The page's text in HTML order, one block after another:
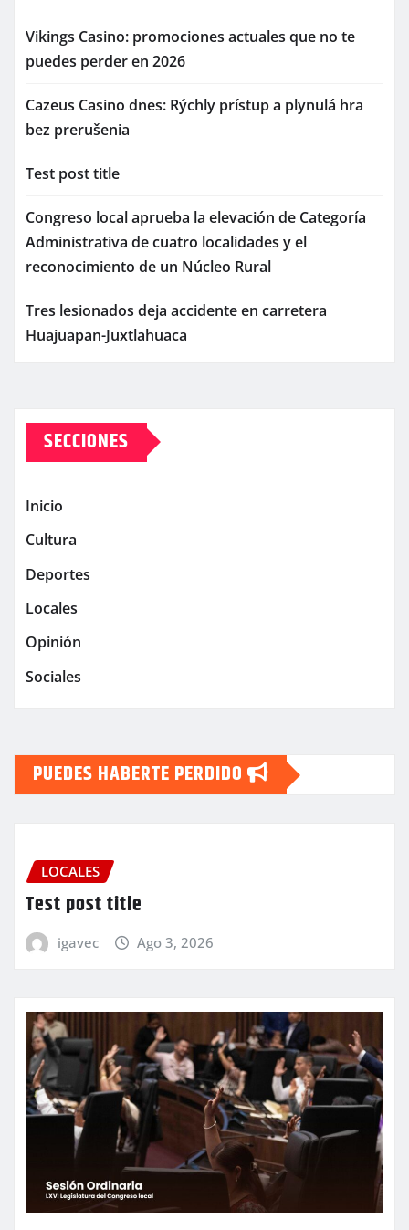
Vikings Casino: promociones actuales que no te
puedes perder en 2026
Cazeus Casino dnes: Rýchly prístup a plynulá hra
bez prerušenia
Test post title
Congreso local aprueba la elevación de Categoría
Administrativa de cuatro localidades y el
reconocimiento de un Núcleo Rural
Tres lesionados deja accidente en carretera
Huajuapan-Juxtlahuaca
SECCIONES
Inicio
Cultura
Deportes
Locales
Opinión
Sociales
PUEDES HABERTE PERDIDO
LOCALES
Test post title
igavec Ago 3, 2026